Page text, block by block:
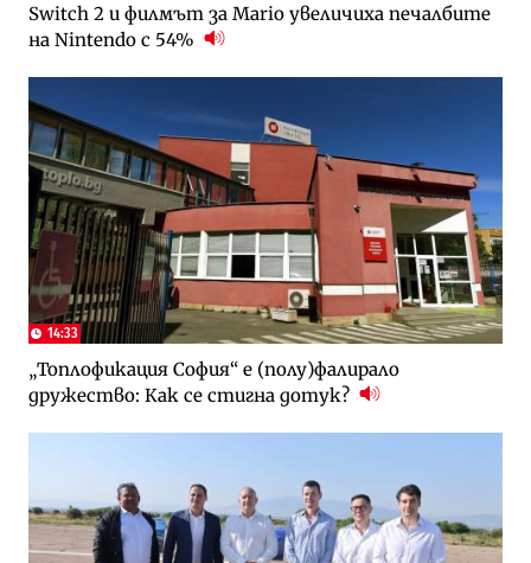
Switch 2 и филмът за Mario увеличиха печалбите
на Nintendo с 54%
14:33
„Топлофикация София“ e (полу)фалирало
дружество: Как се стигна дотук?